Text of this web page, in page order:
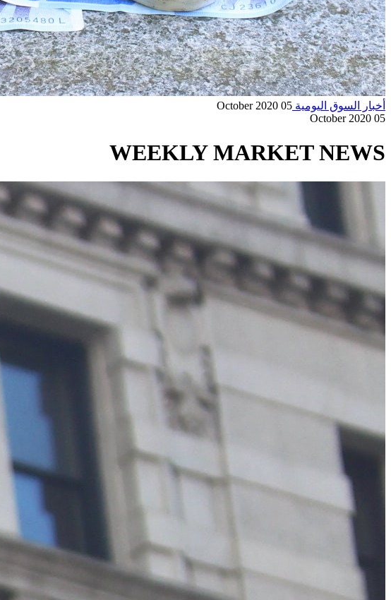
أخبار السوق اليومية 05 October 2020
05 October 2020
WEEKLY MARKET NEWS